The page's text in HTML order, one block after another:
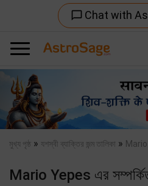
chat_bubble_outline Chat with
Previous
মুখ্য পৃষ্ঠ » যশস্বী ব্যাক্তির জন্ম তালিকা » Mario
Mario Yepes এর